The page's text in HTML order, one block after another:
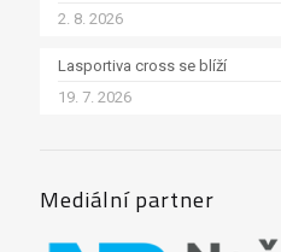
2. 8. 2026
Lasportiva cross se blíží
19. 7. 2026
Mediální partner